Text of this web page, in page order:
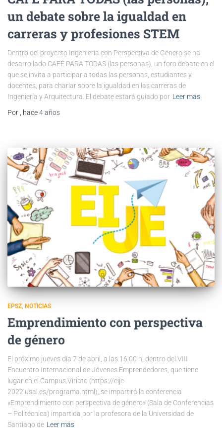
un debate sobre la igualdad en
carreras y profesiones STEM
Dentro del proyecto Ingeniería con Perspectiva de Género se ha
desarrollado CAFÉ PARA TODAS (las personas), un foro debate en el
que se invita a participar a todas las personas, estudiantes y
docentes, para charlar sobre la igualdad en las carreras de
Ingeniería y Arquitectura. El debate estará guiado por Leer más
Por
, hace4 años
EPSZ NOTICIAS
Emprendimiento con perspectiva
de género
El próximo jueves día 7 de abril, a las 16:00 h, dentro del VIII
Encuentro Internacional de Jóvenes Emprendedores, que tiene
lugar en el Campus Viriato (https://eije-
2022.usal.es/programa.html), se impartirá la conferencia
«Emprendimiento con perspectiva de género» (Sala de Conferencias
– Politécnica) impartida por la profesora de la Universidad de
Santiago de Leer más